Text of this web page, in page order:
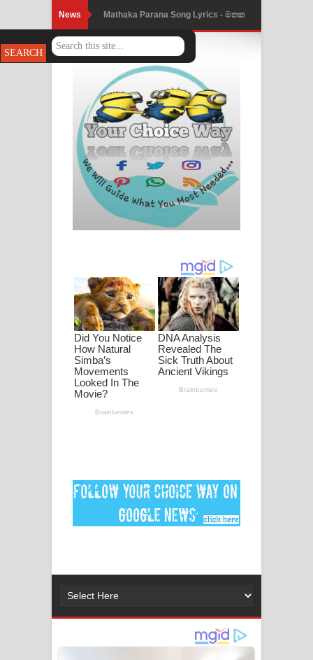
News Mathaka Parana Song Lyrics - මතක
පාරනා ගීතයේ පද පෙළ
Nimnadhen Song Lyrics - නිම්නාදෙන්
ගීතයේ පද පෙළ
Obamai Mage Adare Song Lyrics -
ඔබමයි මගේ ආදරේ ගීතයේ පද පෙළ
Pansal Gihin Song Lyrics - පන්සල් ගිහිං
ගීතයේ පද පෙළ
පද පෙළ
DEAR GOD Song Lyrics - ඩියර් ගෝඩ්
ගීතයේ පද පෙළ
MANAMALA KATHA Song Lyrics -
මනමාල කතා ගීතයේ පද පෙළ
Lassana Amma Song Lyrics - ලස්සන
අම්මා ගීතයේ පද පෙළ
ගීතයේ පද පෙළ
නිවුනා නුඹ හින්දා ගීතයේ පද පෙළ